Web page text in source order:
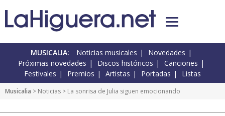
MUSICALIA: Noticias musicales
Novedades
Próximas novedades
Discos históricos
Canciones
Festivales
Premios Artistas Portadas Listas
Musicalia > Noticias > La sonrisa de Julia siguen emocionando